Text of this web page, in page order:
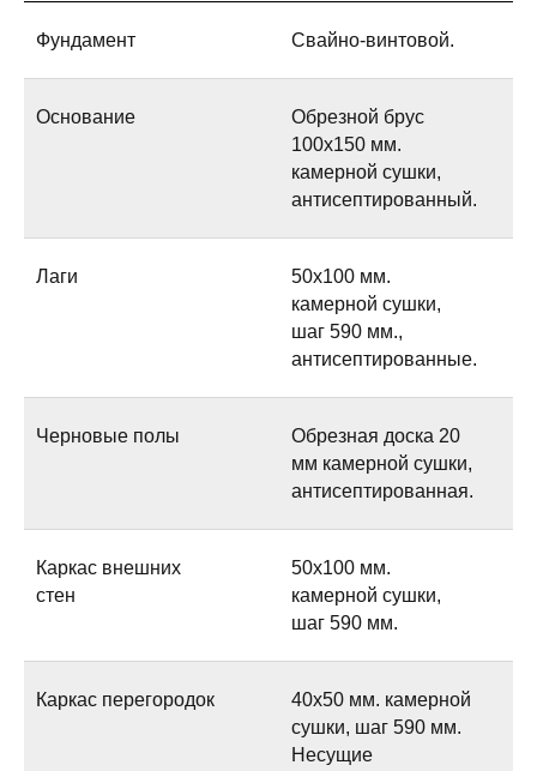
Фундамент Свайно-винтовой.
Основание
Обрезной брус
100х150 мм.
камерной сушки,
антисептированный.
Лаги
50х100 мм.
камерной сушки,
шаг 590 мм.,
антисептированные.
Черновые полы
Обрезная доска 20
мм камерной сушки,
антисептированная.
Каркас внешних
стен
50х100 мм.
камерной сушки,
шаг 590 мм.
Каркас перегородок
40х50 мм. камерной
сушки, шаг 590 мм.
Несущие